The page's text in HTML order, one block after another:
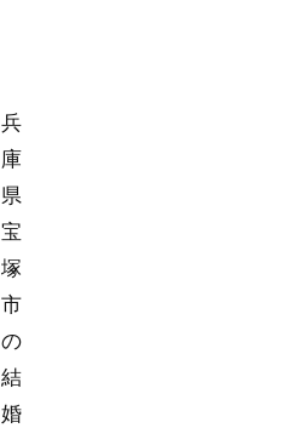
兵
庫
県
宝
塚
市
の
結
婚